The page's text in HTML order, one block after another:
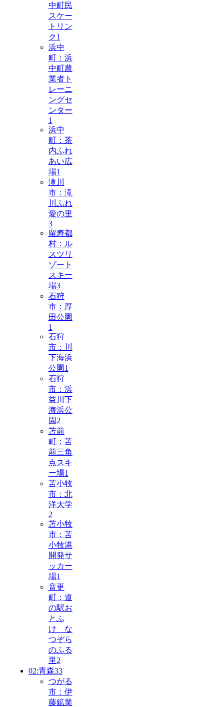
中町民
スケー
トリン
ク1
浜中
町：浜
中町農
業者ト
レーニ
ングセ
ンター
1
浜中
町：茶
内ふれ
あい広
場1
滝川
市：滝
川ふれ
愛の里
3
留寿都
村：ル
スツリ
ゾート
スキー
場3
石狩
市：厚
田公園
1
石狩
市：川
下海浜
公園 1
石狩
市：浜
益川下
海浜公
園 2
苫前
町：苫
前三角
点スキ
ー場1
苫小牧
市：北
洋大学
2
苫小牧
市：苫
小牧港
開発サ
ッカー
場1
音更
町：道
の駅お
とふ
け な
つぞら
のふる
里2
02:青森33
つがる
市：伊
藤鉱業